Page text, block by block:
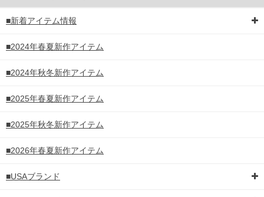
■新着アイテム情報
■2024年春夏新作アイテム
■2024年秋冬新作アイテム
■2025年春夏新作アイテム
■2025年秋冬新作アイテム
■2026年春夏新作アイテム
■USAブランド